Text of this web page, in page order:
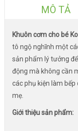
MÔ TẢ
Khuôn cơm cho bé
tô ngộ nghĩnh một
sản phẩm lý tưởng
động mà không cần
các phụ kiện làm
mẹ.
Giới thiệu sản phẩm: